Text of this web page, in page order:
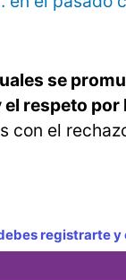
se
respeto por
con el
registrarte